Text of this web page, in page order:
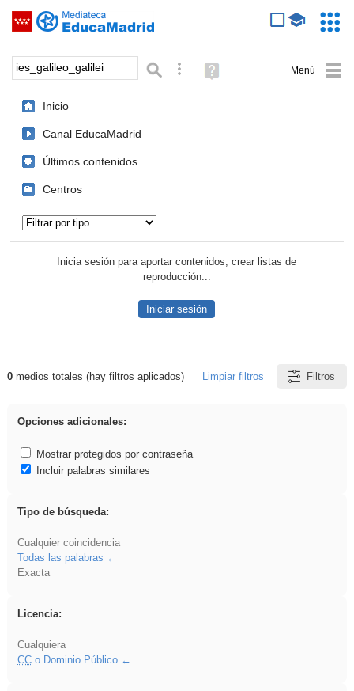
Saltar navegación
Palabra o frase: Búsqueda avanzada
Ayuda
(en
Inicio
Canal EducaMadrid
Últimos contenidos
Centros
Inicia sesión para aportar contenidos, crear listas de
reproducción...
Iniciar sesión
Resultados de: ies_galileo_galilei
0medios totales (hay filtros aplicados) Limpiar filtros Filtros
Opciones adicionales:
Mostrar protegidos por contraseña
Incluir palabras similares
Tipo de búsqueda:
Cualquier coincidencia
Todas las palabras
Exacta
Licencia:
Cualquiera
CCo Dominio Público